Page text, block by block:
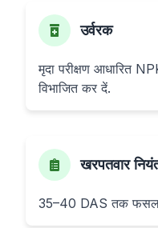
उर्वरक
मृदा परीक्षण आधारित
विभाजित कर दें.
खरपतवार
35–40 DAS तक फसल